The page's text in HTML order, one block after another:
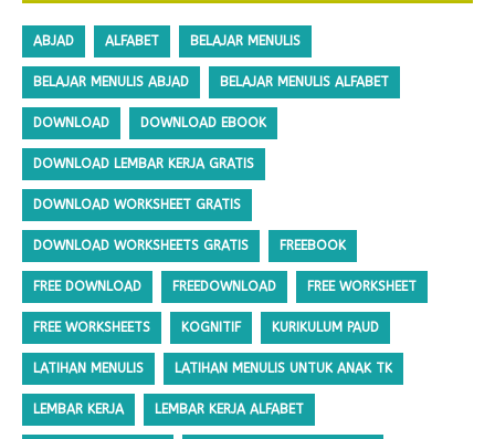
ABJAD ALFABET BELAJAR MENULIS
BELAJAR MENULIS ABJAD BELAJAR MENULIS ALFABET
DOWNLOAD DOWNLOAD EBOOK
DOWNLOAD LEMBAR KERJA GRATIS
DOWNLOAD WORKSHEET GRATIS
DOWNLOAD WORKSHEETS GRATIS FREEBOOK
FREE DOWNLOAD FREEDOWNLOAD FREE WORKSHEET
FREE WORKSHEETS KOGNITIF KURIKULUM PAUD
LATIHAN MENULIS LATIHAN MENULIS UNTUK ANAK TK
LEMBAR KERJA LEMBAR KERJA ALFABET